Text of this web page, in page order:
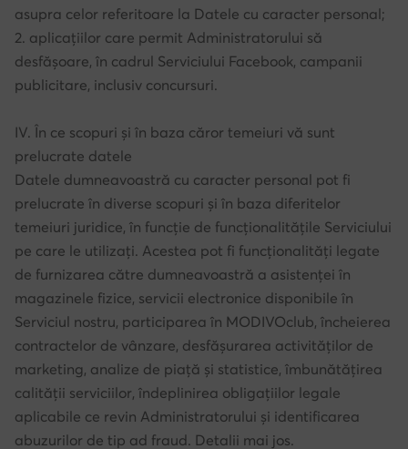
asupra celor referitoare la Datele cu caracter personal;
2. aplicațiilor care permit Administratorului să
desfășoare, în cadrul Serviciului Facebook, campanii
publicitare, inclusiv concursuri.
IV. În ce scopuri și în baza căror temeiuri vă sunt
prelucrate datele
Datele dumneavoastră cu caracter personal pot fi
prelucrate în diverse scopuri și în baza diferitelor
temeiuri juridice, în funcție de funcționalitățile Serviciului
pe care le utilizați. Acestea pot fi funcționalități legate
de furnizarea către dumneavoastră a asistenței în
magazinele fizice, servicii electronice disponibile în
Serviciul nostru, participarea în MODIVOclub, încheierea
contractelor de vânzare, desfășurarea activităților de
marketing, analize de piață și statistice, îmbunătățirea
calității serviciilor, îndeplinirea obligațiilor legale
aplicabile ce revin Administratorului și identificarea
abuzurilor de tip ad fraud. Detalii mai jos.